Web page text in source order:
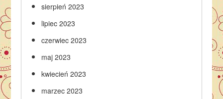
sierpień 2023
lipiec 2023
czerwiec 2023
maj 2023
kwiecień 2023
marzec 2023